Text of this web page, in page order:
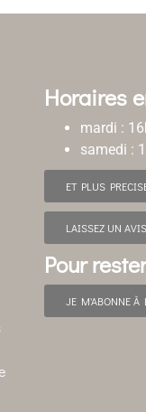
Horaires
mardi :
samedi :
ET PLUS
LAISSEZ UN
Pour
JE M'ABONNE À